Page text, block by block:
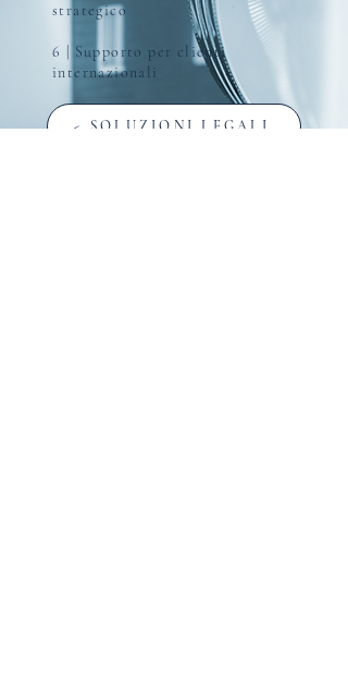
strategico
6 | Supporto per clienti
internazionali
< SOLUZIONI LEGALI